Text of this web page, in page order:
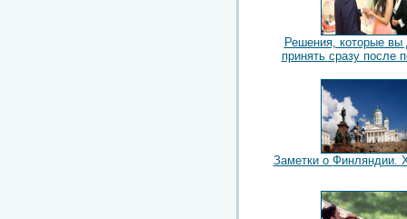
Решения, которые
принять сразу после
Заметки о Финляндии.